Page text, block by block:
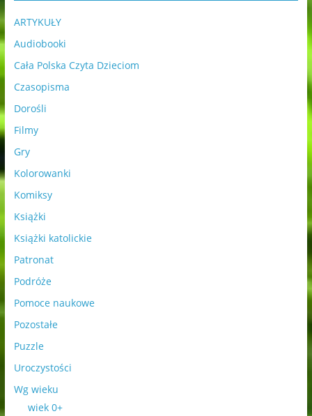
ARTYKUŁY
Audiobooki
Cała Polska Czyta Dzieciom
Czasopisma
Dorośli
Filmy
Gry
Kolorowanki
Komiksy
Książki
Książki katolickie
Patronat
Podróże
Pomoce naukowe
Pozostałe
Puzzle
Uroczystości
Wg wieku
wiek 0+